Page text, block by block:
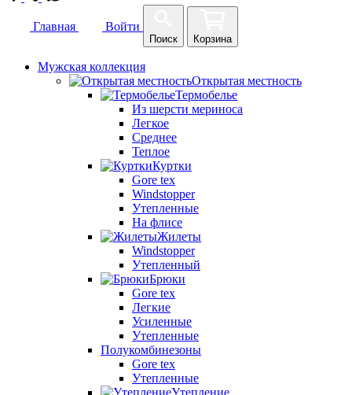
Главная Войти
Поиск Корзина
Мужская коллекция
Открытая местность
Термобелье
Из шерсти мериноса
Легкое
Среднее
Теплое
Куртки
Gore tex
Windstopper
Утепленные
На флисе
Жилеты
Windstopper
Утепленный
Брюки
Gore tex
Легкие
Усиленные
Утепленные
Полукомбинезоны
Gore tex
Утепленные
Утепление